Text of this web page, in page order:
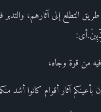
التطلع إلى آثارهم، والتدبر
فيه من قوة وجاه،
آثار أقوام كانوا أشد